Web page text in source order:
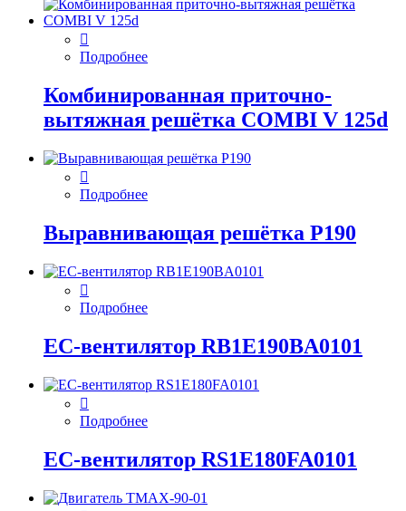
Подробнее
Комбинированная приточно-
вытяжная решётка COMBI V 125d
Подробнее
Выравнивающая решётка P190
Подробнее
EC-вентилятор RB1E190BA0101
Подробнее
EC-вентилятор RS1E180FA0101